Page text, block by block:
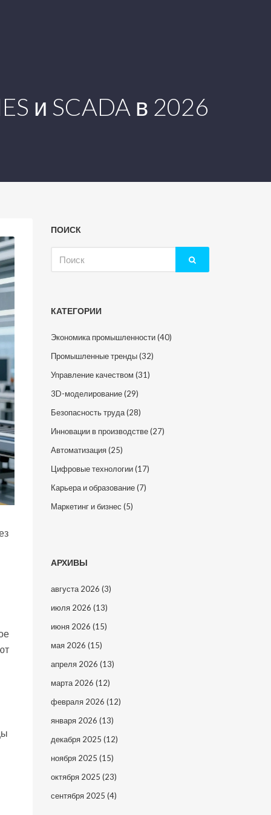
и SCADA в 2026
ПОИСК
КАТЕГОРИИ
Экономика промышленности(40)
Промышленные тренды(32)
Управление качеством (31)
3D-моделирование(29)
Безопасность труда(28)
Инновации в производстве(27)
Автоматизация(25)
Цифровые технологии(17)
Карьера и образование(7)
Маркетинг и бизнес (5)
АРХИВЫ
августа 2026 (3)
июля 2026 (13)
июня 2026 (15)
мая 2026 (15)
апреля 2026 (13)
марта 2026 (12)
февраля 2026 (12)
января 2026 (13)
декабря 2025 (12)
ноября 2025 (15)
октября 2025 (23)
сентября 2025 (4)